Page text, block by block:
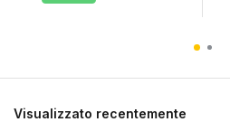
Visualizzato recentemente